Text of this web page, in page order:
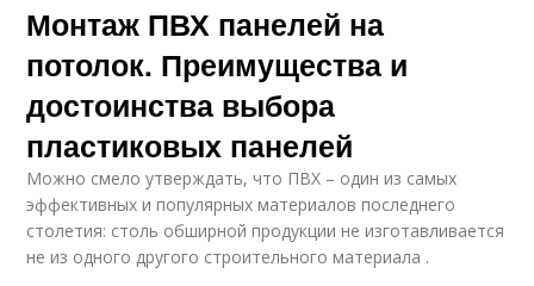
Монтаж ПВХ панелей на
потолок. Преимущества и
достоинства выбора
пластиковых панелей
Можно смело утверждать, что ПВХ – один из самых
эффективных и популярных материалов последнего
столетия: столь обширной продукции не изготавливается
не из одного другого строительного материала .